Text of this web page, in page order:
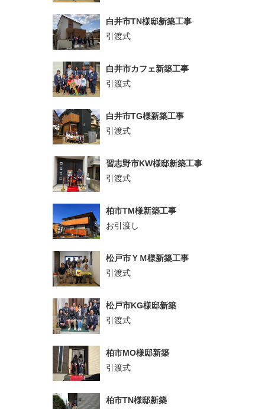
白井市TN様邸新築工事
引渡式
白井市カフェ新築工事
引渡式
白井市TG様新築工事
引渡式
習志野市KW様邸新築工事
引渡式
柏市TM様新築工事
お引渡し
松戸市ＹＭ様新築工事
引渡式
松戸市KG様邸新築
引渡式
柏市MO様邸新築
引渡式
柏市TN様邸新築